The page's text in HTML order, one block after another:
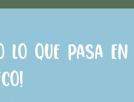
lo que pasa en